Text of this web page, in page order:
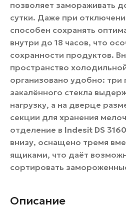
позволяет замораживать
сутки. Даже при
способен сохранять
внутри до 18 часов, что
сохранности продуктов.
пространство
организовано удобно: три
закалённого стекла
нагрузку, а на дверце
секции для хранения
отделение в Indesit DS
внизу, оснащено тремя
ящиками, что даёт
сортировать
Описание